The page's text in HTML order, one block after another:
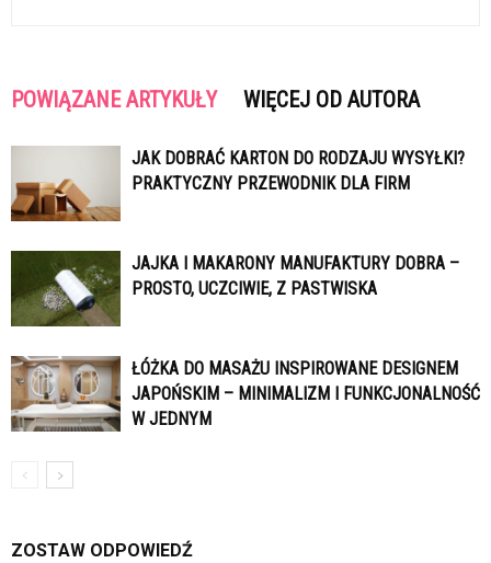
POWIĄZANE ARTYKUŁY WIĘCEJ OD AUTORA
JAK DOBRAĆ KARTON DO RODZAJU WYSYŁKI?
PRAKTYCZNY PRZEWODNIK DLA FIRM
JAJKA I MAKARONY MANUFAKTURY DOBRA –
PROSTO, UCZCIWIE, Z PASTWISKA
ŁÓŻKA DO MASAŻU INSPIROWANE DESIGNEM
JAPOŃSKIM – MINIMALIZM I FUNKCJONALNOŚĆ
W JEDNYM
ZOSTAW ODPOWIEDŹ